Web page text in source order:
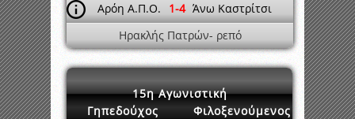
Αρόη Α.Π.Ο. 1-4 Άνω Καστρίτσι
Ηρακλής Πατρών- ρεπό
15η Αγωνιστική
Γηπεδούχος
Φιλοξενούμενος